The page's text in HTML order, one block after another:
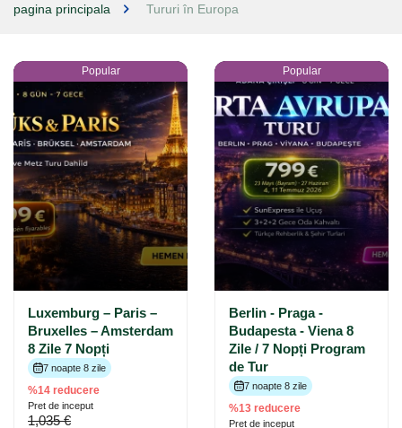
pagina principala Tururi în Europa
Popular
Luxemburg – Paris –
Bruxelles – Amsterdam
8 Zile 7 Nopți
7 noapte 8 zile
%14 reducere
Pret de inceput
1,035 €
Popular
Berlin - Praga -
Budapesta - Viena 8
Zile / 7 Nopți Program
de Tur
7 noapte 8 zile
%13 reducere
Pret de inceput